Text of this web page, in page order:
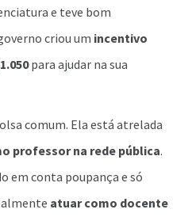
e teve bom
criou um incentivo
para ajudar na sua
comum. Ela está atrelada
professor na rede pública.
em conta poupança e só
atuar como docente